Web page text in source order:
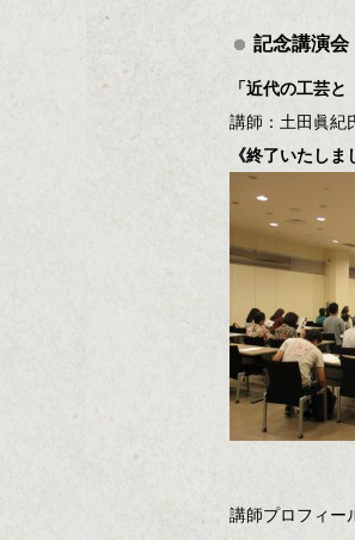
記念講演会
「近代の工芸
講師：土田眞紀
《終了いたし
講師プロフィー